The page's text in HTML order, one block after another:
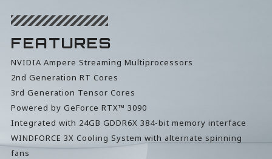
FEATURES
NVIDIA Ampere Streaming Multiprocessors
2nd Generation RT Cores
3rd Generation Tensor Cores
Powered by GeForce RTX™ 3090
Integrated with 24GB GDDR6X 384-bit memory interface
WINDFORCE 3X Cooling System with alternate spinning
fans